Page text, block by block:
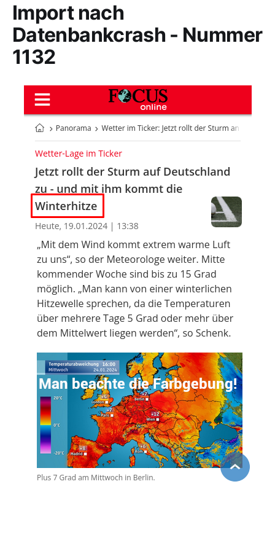
Import nach
Datenbankcrash - Nummer
1132